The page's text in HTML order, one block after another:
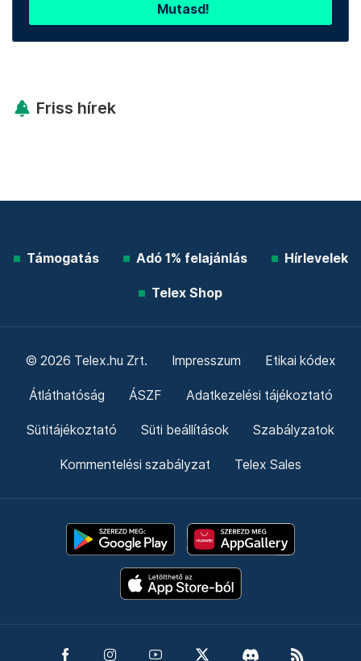
Mutasd!
Friss hírek
Támogatás Adó 1% felajánlás Hírlevelek
Telex Shop
© 2026 Telex.hu Zrt. Impresszum Etikai kódex
Átláthatóság ÁSZF Adatkezelési tájékoztató
Sütitájékoztató Süti beállítások Szabályzatok
Kommentelési szabályzat Telex Sales